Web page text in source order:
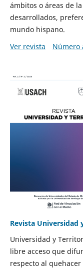
ámbitos o áreas de
desarrollados,
mundo hispano.
Ver revista
Número
Revista Universidad
Universidad y
libre acceso que
respecto al